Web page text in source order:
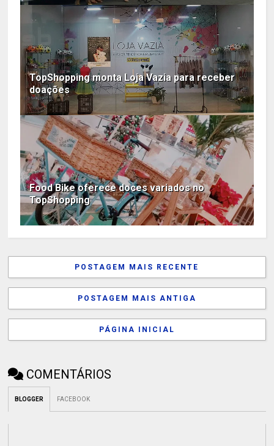
TopShopping monta Loja Vazia para receber
doações
Food Bike oferece doces variados no
TopShopping
POSTAGEM MAIS RECENTE
POSTAGEM MAIS ANTIGA
PÁGINA INICIAL
COMENTÁRIOS
BLOGGER FACEBOOK